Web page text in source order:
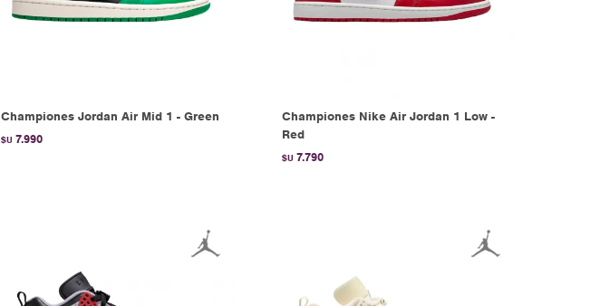
Championes Jordan Air Mid 1 - Green
$U 7.990
Championes Nike Air Jordan 1 Low -
Red
$U 7.790